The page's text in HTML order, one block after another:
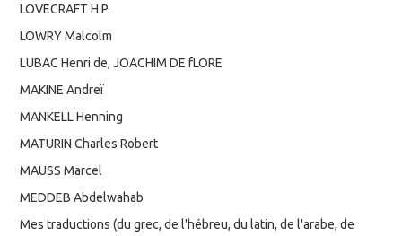
LOVECRAFT H.P.
LOWRY Malcolm
LUBAC Henri de, JOACHIM DE fLORE
MAKINE Andreï
MANKELL Henning
MATURIN Charles Robert
MAUSS Marcel
MEDDEB Abdelwahab
Mes traductions (du grec, de l'hébreu, du latin, de l'arabe, de